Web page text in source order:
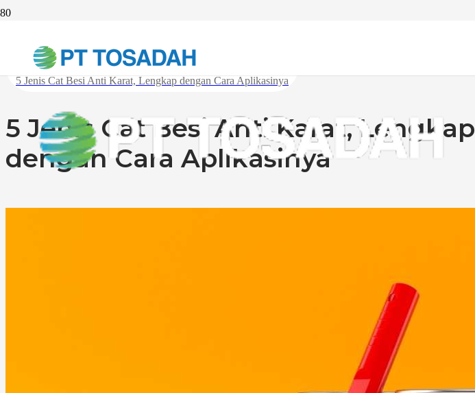
Beranda
Solusi
5 Jenis Cat Besi Anti Karat, Lengkap dengan Cara Aplikasinya
5 Jenis Cat Besi Anti Karat, Lengkap
dengan Cara Aplikasinya